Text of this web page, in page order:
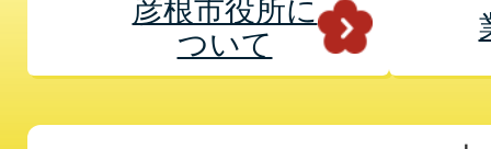
彦根市役所に
ついて